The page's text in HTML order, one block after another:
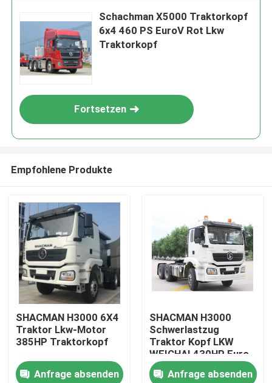
Schachman X5000 Traktorkopf
6x4 460 PS EuroV Rot Lkw
Traktorkopf
Fortsetzen
Empfohlene Produkte
SHACMAN H3000 6X4
Traktor Lkw-Motor
385HP Traktorkopf
Anfrage absenden
SHACMAN H3000
Schwerlastzug
Traktor Kopf LKW
WEICHAI 430HP Euro
II
Anfrage absenden